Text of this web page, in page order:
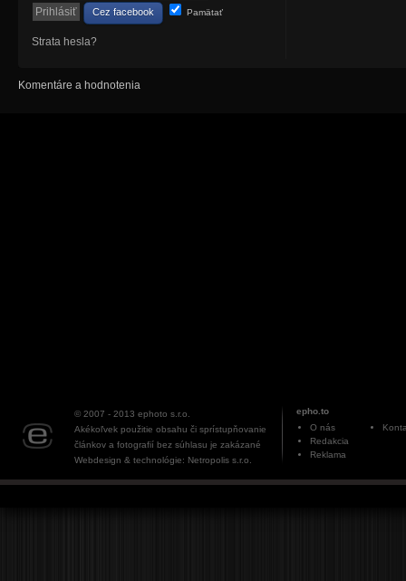
Cez facebook Pamätať
Strata hesla?
Komentáre a hodnotenia
© 2007 - 2013 ephoto s.r.o.
Akékoľvek použitie obsahu či sprístupňovanie
článkov a fotografií bez súhlasu je zakázané
Webdesign & technológie: Netropolis s.r.o.
epho.to
O nás
Redakcia
Reklama